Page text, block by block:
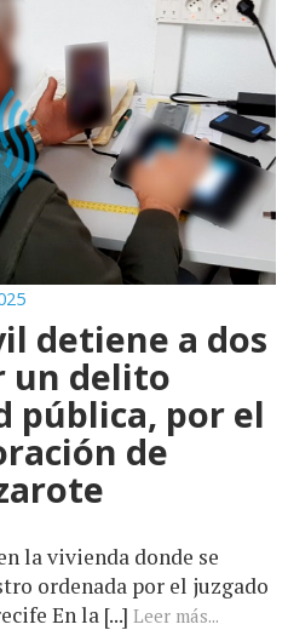
detiene a dos
un delito
pública, por el
de
la vivienda donde se
ordenada por el juzgado
En la [...] Leer más...